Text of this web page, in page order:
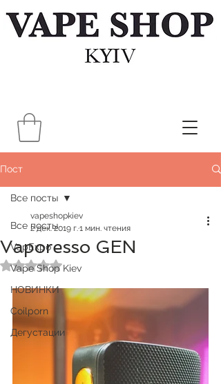
Пост
Все посты
VapExpo
Vape Shop Kiev
НОВИНКИ
Coilporn
Дегустации
Все посты
Vaporesso GEN
vapeshopkiev
2 дек. 2019 г. 1 мин. чтения
Оценка: не число из 5 звезд.